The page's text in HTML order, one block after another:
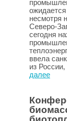
несмотря
Северо-
сегодня
ввела
из
далее